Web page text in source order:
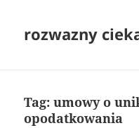
rozwazny
Tag:umowy o
opodatkowania